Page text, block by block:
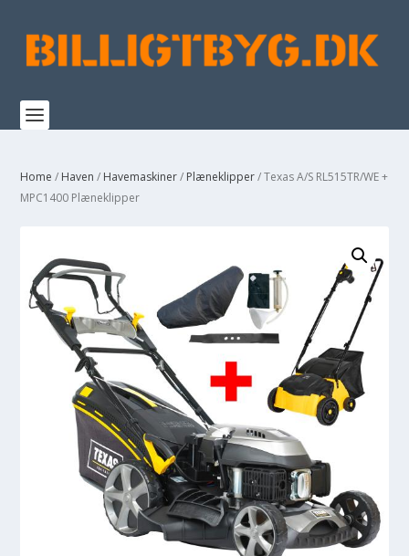
Home / Haven / Havemaskiner/ Plæneklipper/ Texas A/S RL515TR/WE +
MPC1400 Plæneklipper